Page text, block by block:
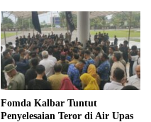
Fomda Kalbar Tuntut
Penyelesaian Teror di Air Upas